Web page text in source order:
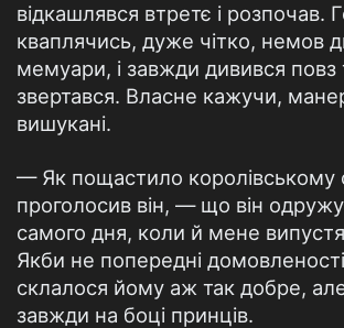
відкашлявся втретє і розпочав.
кваплячись, дуже чітко, немов
мемуари, і завжди дивився повз
звертався. Власне кажучи,
вишукані.
— Як пощастило королівському
проголосив він, — що він
самого дня, коли й мене
Якби не попередні
склалося йому аж так добре,
завжди на боці принців.